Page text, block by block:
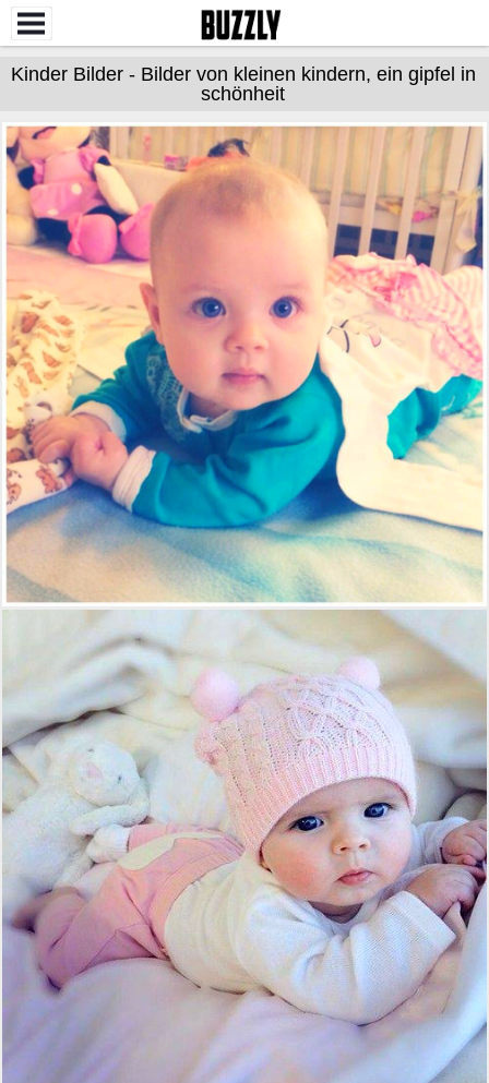
Kinder Bilder - Bilder von kleinen kindern, ein gipfel in
schönheit